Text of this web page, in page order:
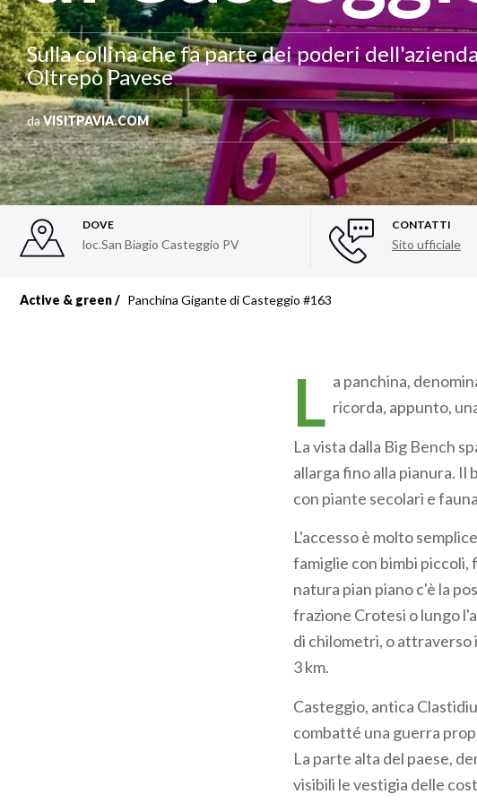
Sulla collina che fa parte dei poderi
Oltrepò Pavese
daVISITPAVIA.COM
DOVE
loc.San Biagio Casteggio PV
CONTATTI
Sito ufficiale
Active & green Panchina Gigante di Casteggio #163
L a panchina,
ricorda, appunto,
La vista dalla Big Bench
allarga fino alla pianura.
con piante secolari e
L'accesso è molto
famiglie con bimbi piccoli,
natura pian piano c'è la
frazione Crotesi o lungo
di chilometri, o attraverso
3 km.
Casteggio, antica
combatté una guerra
La parte alta del paese,
visibili le vestigia delle